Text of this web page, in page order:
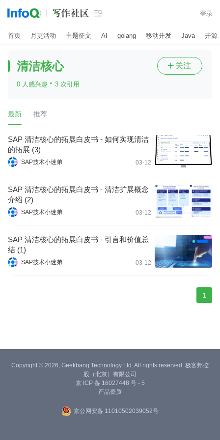
 登录
首页 月更活动 主题征文 AI golang 移动开发 Java 开源
清洁核心
0 人感兴趣 · 3 次引用
 关注
最新 推荐
SAP 清洁核心的拓展白皮书 - 如何实现清洁
的拓展 (3)
SAP技术小迷弟 03-12
SAP 清洁核心的拓展白皮书 - 清洁扩展概念
介绍 (2)
SAP技术小迷弟 03-12
SAP 清洁核心的拓展白皮书 - 引言和价值总
结 (1)
SAP技术小迷弟 03-12
1
Copyright © 2026, Geekbang Technology Ltd. All rights reserved. 极客邦控
股（北京）有限公司
京 ICP 备 16027448 号 - 5
产品资质
京公网安备 11010502039052号